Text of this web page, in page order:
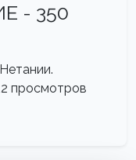
- 350
просмотров